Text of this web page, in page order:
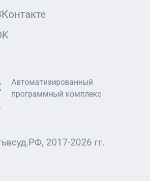
Автоматизированный
программный комплекс
2017-2026 гг.